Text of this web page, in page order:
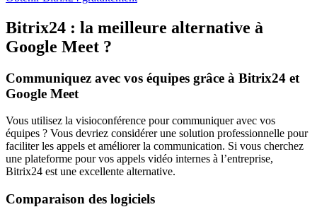
Bitrix24 : la meilleure alternative à
Google Meet ?
Communiquez avec vos équipes grâce à Bitrix24 et
Google Meet
Vous utilisez la visioconférence pour communiquer avec vos
équipes ? Vous devriez considérer une solution professionnelle pour
faciliter les appels et améliorer la communication. Si vous cherchez
une plateforme pour vos appels vidéo internes à l’entreprise,
Bitrix24 est une excellente alternative.
Comparaison des logiciels